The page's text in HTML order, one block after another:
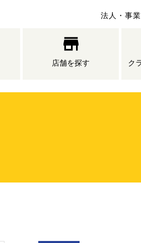
法人・事
店舗を探す
ク